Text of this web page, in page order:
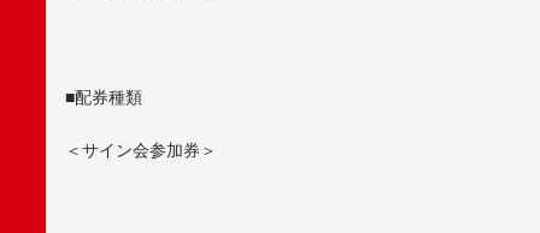
■配券種類
＜サイン会参加券＞